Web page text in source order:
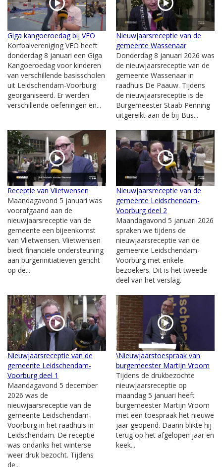
Giga kangoeroedag bij VEO
Korfbalvereniging VEO heeft
donderdag 8 januari een Giga
Kangoeroedag voor kinderen
van verschillende basisscholen
uit Leidschendam-Voorburg
georganiseerd. Er werden
verschillende oefeningen en...
Nieuwjaarsreceptie van de
gemeente Wassenaar
Donderdag 8 januari 2026 was
de nieuwjaarsreceptie van de
gemeente Wassenaar in
raadhuis De Paauw. Tijdens
de nieuwjaarsreceptie is de
Burgemeester Staab Penning
uitgereikt aan de bij-Bus...
Receptie van Vlietwensen
Maandagavond 5 januari was
voorafgaand aan de
nieuwjaarsreceptie van de
gemeente een bijeenkomst
van Vlietwensen. Vlietwensen
biedt financiële ondersteuning
aan burgerinitiatieven gericht
op de...
Nieuwjaarsreceptie van de
gemeente Leidschendam-
Voorburg deel 2
Maandagavond 5 januari 2026
spraken we tijdens de
nieuwjaarsreceptie van de
gemeente Leidschendam-
Voorburg met enkele
bezoekers. Dit is het tweede
deel van het verslag.
Nieuwjaarsreceptie van de
gemeente Leidschendam-
Voorburg deel 1
Maandagavond 5 december
2026 was de
nieuwjaarsreceptie van de
gemeente Leidschendam-
Voorburg in het raadhuis in
Leidschendam. De receptie
was ondanks het winterse
weer druk bezocht. Tijdens
de...
\Nieuwjaarstoespraak van
burgemeester Martijn Vroom
Tijdens de drukbezochte
nieuwjaarsreceptie op
maandag 5 januari heeft
burgemeester Martijn Vroom
met een toespraak het nieuwe
jaar geopend. Daarin blikte hij
terug op het afgelopen jaar en
keek...